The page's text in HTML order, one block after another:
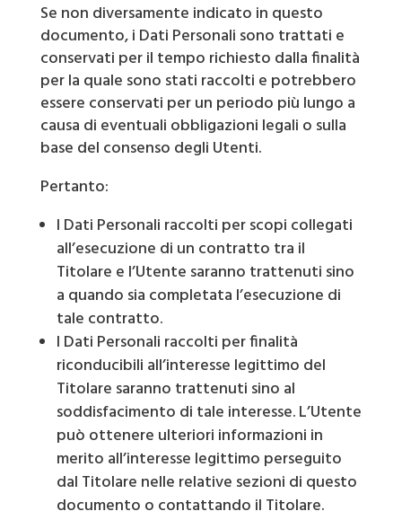
Se non diversamente indicato in questo
documento, i Dati Personali sono trattati e
conservati per il tempo richiesto dalla finalità
per la quale sono stati raccolti e potrebbero
essere conservati per un periodo più lungo a
causa di eventuali obbligazioni legali o sulla
base del consenso degli Utenti.
Pertanto:
I Dati Personali raccolti per scopi collegati
all’esecuzione di un contratto tra il
Titolare e l’Utente saranno trattenuti sino
a quando sia completata l’esecuzione di
tale contratto.
I Dati Personali raccolti per finalità
riconducibili all’interesse legittimo del
Titolare saranno trattenuti sino al
soddisfacimento di tale interesse. L’Utente
può ottenere ulteriori informazioni in
merito all’interesse legittimo perseguito
dal Titolare nelle relative sezioni di questo
documento o contattando il Titolare.